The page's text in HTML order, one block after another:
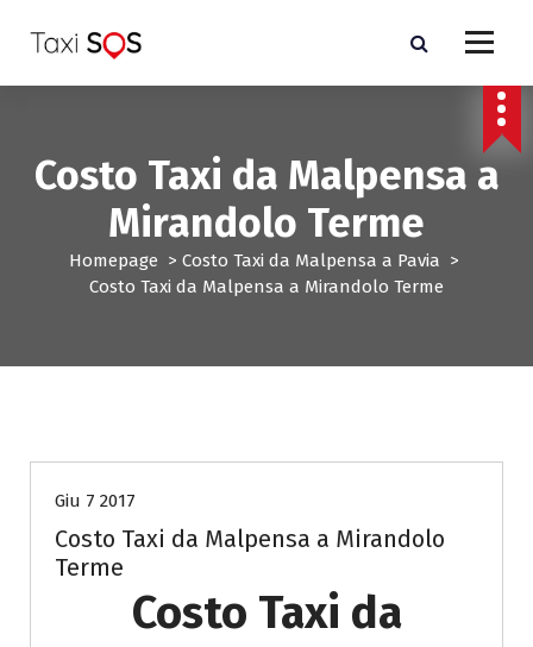
a
Costo Taxi da Malpensa a
Mirandolo Terme
Homepage > Costo Taxi da Malpensa a Pavia >
Costo Taxi da Malpensa a Mirandolo Terme
Giu 7 2017
Costo Taxi da Malpensa a Mirandolo
Terme
Costo Taxi da